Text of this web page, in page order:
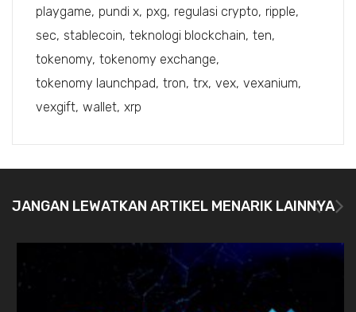
playgame pundi x pxg regulasi crypto ripple
sec stablecoin teknologi blockchain ten
tokenomy tokenomy exchange
tokenomy launchpad tron trx vex vexanium
vexgift wallet xrp
JANGAN LEWATKAN ARTIKEL MENARIK LAINNYA